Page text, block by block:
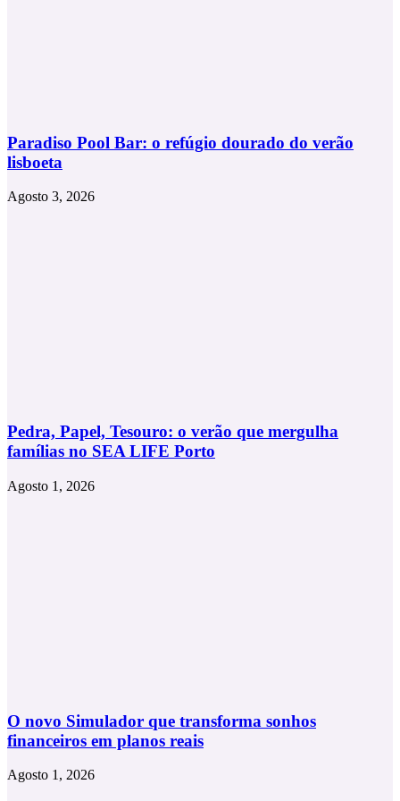
Paradiso Pool Bar: o refúgio dourado do verão
lisboeta
Agosto 3, 2026
Pedra, Papel, Tesouro: o verão que mergulha
famílias no SEA LIFE Porto
Agosto 1, 2026
O novo Simulador que transforma sonhos
financeiros em planos reais
Agosto 1, 2026